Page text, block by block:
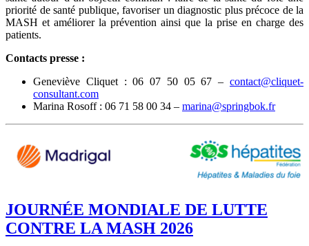
priorité de santé publique, favoriser un diagnostic plus précoce de la
MASH et améliorer la prévention ainsi que la prise en charge des
patients.
Contacts presse :
Geneviève Cliquet : 06 07 50 05 67 – contact@cliquet-
consultant.com
Marina Rosoff : 06 71 58 00 34 – marina@springbok.fr
JOURNÉE MONDIALE DE LUTTE
CONTRE LA MASH 2026